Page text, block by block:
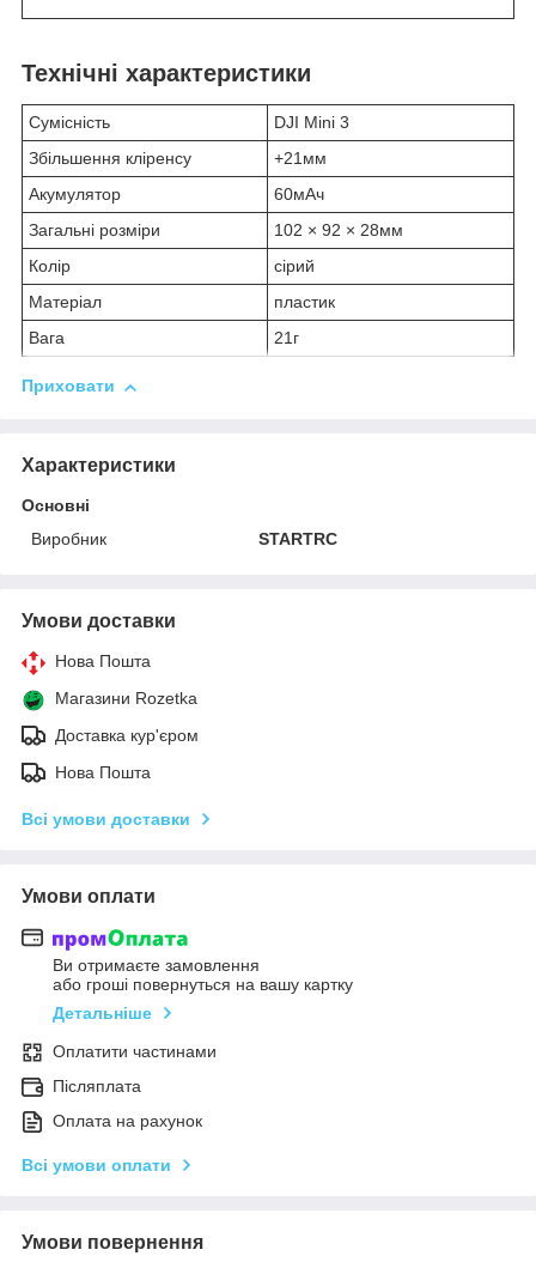
Технічні характеристики
Сумісність
DJI Mini 3
Збільшення кліренсу
+21мм
Акумулятор
60мАч
Загальні розміри
102 × 92 × 28мм
Колір
сірий
Матеріал
пластик
Вага
21г
Приховати
Характеристики
Основні
Виробник
STARTRC
Умови доставки
Нова Пошта
Магазини Rozetka
Доставка кур'єром
Нова Пошта
Всі умови доставки
Умови оплати
Ви отримаєте замовлення
або гроші повернуться на вашу картку
Детальніше
Оплатити частинами
Післяплата
Оплата на рахунок
Всі умови оплати
Умови повернення